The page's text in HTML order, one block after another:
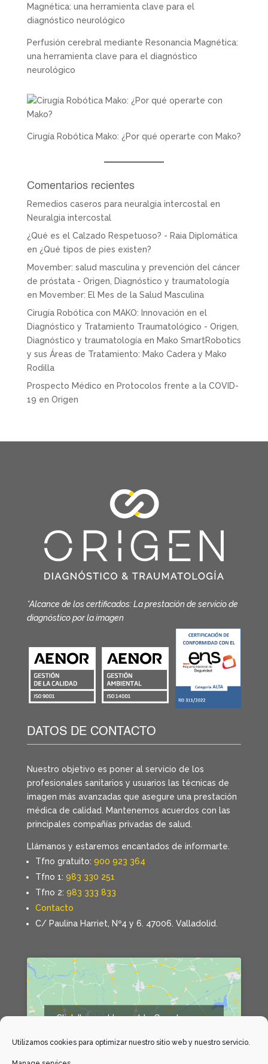
Utilizamos cookies para optimizar nuestro sitio web y nuestro servicio.
Perfusión cerebral mediante Resonancia Magnética:
una herramienta clave para el diagnóstico
neurológico
Cirugía Robótica Mako: ¿Por qué operarte con Mako?
Comentarios recientes
Remedios caseros para neuralgia intercostalen
Neuralgia intercostal
¿Qué es el Calzado Respetuoso? - Raia Diplomática
en ¿Qué tipos de pies existen?
Movember: salud masculina y prevención del cáncer
de próstata - Origen, Diagnóstico y traumatología
en Movember: El Mes de la Salud Masculina
Cirugía Robótica con MAKO: Innovación en el
Diagnóstico y Tratamiento Traumatológico - Origen,
Diagnóstico y traumatologíaen Mako SmartRobotics
y sus Áreas de Tratamiento: Mako Cadera y Mako
Rodilla
Prospecto Médico en Protocolos frente a la COVID-
19 en Origen
*Alcance de los certificados: La prestación de servicio de
diagnóstico por la imagen
DATOS DE CONTACTO
Nuestro objetivo es poner al servicio de los
profesionales sanitarios y usuarios las técnicas de
imagen más avanzadas que asegure una prestación
médica de calidad. Mantenemos acuerdos con las
principales compañías privadas de salud.
Llámanos y estaremos encantados de informarte.
Tfno gratuito: 900 923 364
Tfno 1: 983 330 251
Tfno 2: 983 333 833
Contacto
C/ Paulina Harriet, Nº4 y 6. 47006. Valladolid.
Click 'I agree' to enable Google maps